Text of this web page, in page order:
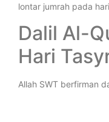
lontar jumrah pada
Dalil Al-
Hari
Allah SWT berfirman